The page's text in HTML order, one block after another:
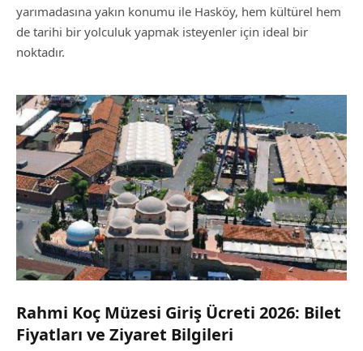
yarımadasına yakın konumu ile Hasköy, hem kültürel hem
de tarihi bir yolculuk yapmak isteyenler için ideal bir
noktadır.
Rahmi Koç Müzesi Giriş Ücreti 2026: Bilet
Fiyatları ve Ziyaret Bilgileri